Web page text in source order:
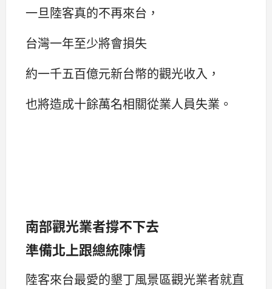
一旦陸客真的不再來台，
台灣一年至少將會損失
約一千五百億元新台幣的觀光收入，
也將造成十餘萬名相關從業人員失業。
南部觀光業者撐不下去
準備北上跟總統陳情
陸客來台最愛的墾丁風景區觀光業者就直